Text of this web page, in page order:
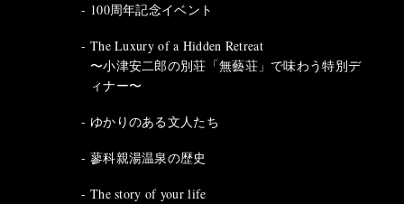
100周年記念イベント
The Luxury of a Hidden Retreat
〜小津安二郎の別荘「無藝荘」で味わう特別デ
ィナー〜
ゆかりのある文人たち
蓼科親湯温泉の歴史
The story of your life